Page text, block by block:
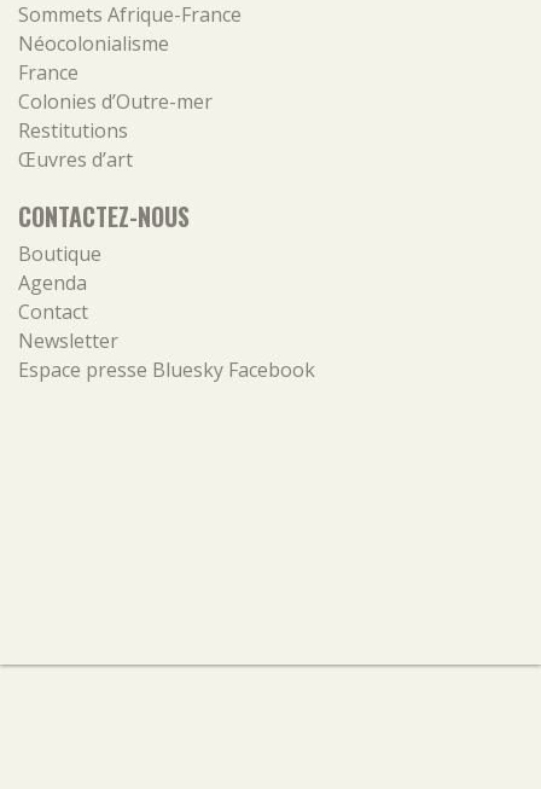
Sommets Afrique-France
Néocolonialisme
France
Colonies d’Outre-mer
Restitutions
Œuvres d’art
CONTACTEZ-NOUS
Boutique
Agenda
Contact
Newsletter
Espace presse Bluesky Facebook